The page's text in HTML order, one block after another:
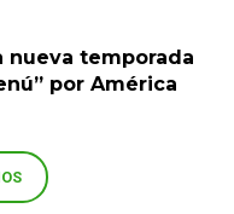
nueva temporada
por América